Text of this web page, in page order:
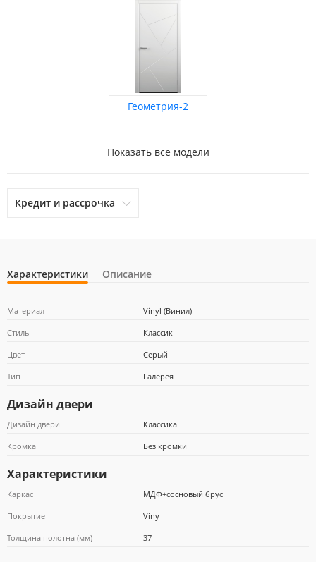
Геометрия-2
Показать все модели
Кредит и рассрочка
otpbank
Характеристики
Материал Vinyl (Винил)
Стиль Классик
Цвет Серый
Тип Галерея
Дизайн двери
Дизайн двери Классика
Кромка Без кромки
Характеристики
Каркас МДФ+сосновый брус
Покрытие Viny
Толщина полотна (мм) 37
Описание